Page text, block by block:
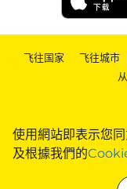
使用網站即表示您
及根據我們的
飞往国家 | 飞往城市